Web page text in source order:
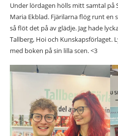
Under lördagen hölls mitt samtal på
Maria Ekblad. Fjärilarna flög runt en
så flöt det på av glädje. Jag hade
Tallberg, Hoi och Kunskapsförlaget.
med boken på sin lilla scen. <3